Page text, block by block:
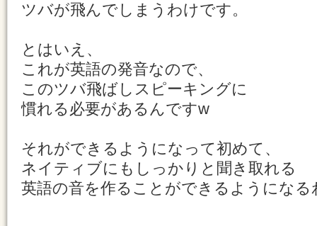
ツバが飛んでしまうわけです。
とはいえ、
これが英語の発音なので、
このツバ飛ばしスピーキングに
慣れる必要があるんですw
それができるようになって初めて、
ネイティブにもしっかりと聞き取れる
英語の音を作ることができるようにな